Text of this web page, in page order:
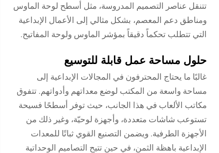
تتنقل عناصر التصميم المدروسة، مثل أسطح لوحة الماوس
ومناطق دعم المعصم، بشكل مثالي إلى الأعمال الإبداعية
التي تتطلب تحكماً دقيقاً بمؤشر الماوس ولوحة المفاتيح.
حلول مساحة عمل قابلة للتوسيع
غالبًا ما يحتاج المحترفون في المجالات الإبداعية إلى
مساحة واسعة من المكتب لوضع معداتهم وأدواتهم. تتفوق
مكاتب الألعاب في هذا الجانب، حيث توفر أسطحًا فسيحة
تستوعب شاشات متعددة، وأجهزة لوحيّة، وغير ذلك من
الأجهزة الطرفية. ويضمن التصنيع القوي ثباتًا للمعدات
الإبداعية باهظة الثمن، في حين تتيح التصاميم الوحداتية